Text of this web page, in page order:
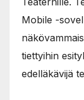
Mobile -
tiettyihin
edelläkävijä